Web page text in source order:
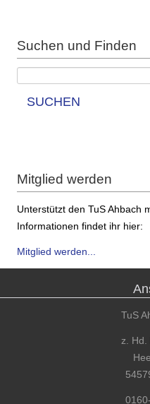
Suchen und Finden
SUCHEN
Mitglied werden
Unterstützt den TuS Ahbach
Informationen findet ihr hier:
Mitglied werden...
TuS
z. Hd.